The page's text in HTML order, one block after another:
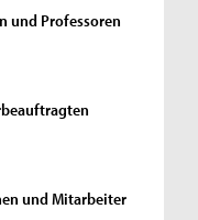
und Professoren
und Mitarbeiter